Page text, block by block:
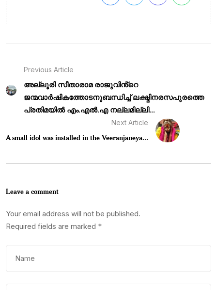
Previous Article
അല്ലൂരി സീതാരാമ രാജുവിൻ്റെ
ജന്മവാർഷികത്തോടനുബന്ധിച്ച് ലക്ഷ്മിനരസപുരത്തെ
പ്രതിമയിൽ എം.എൽ.എ നല്ലമില്ലി...
Next Article
A small idol was installed in the Veeranjaneya...
Leave a comment
Your email address will not be published.
Required fields are marked *